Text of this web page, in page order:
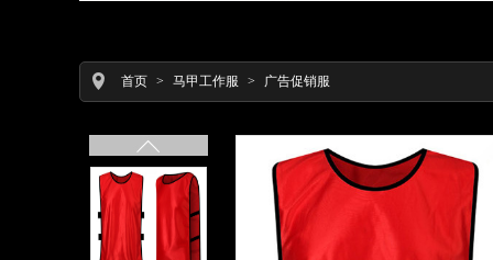
首页 > 马甲工作服 > 广告促销服